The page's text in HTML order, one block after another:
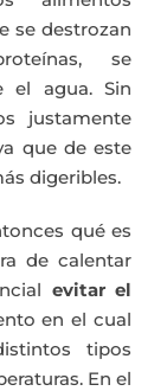
se destrozan
se
el agua. Sin
justamente
que de este
digeribles.
qué es
de calentar
evitar el
en el cual
tipos
En el